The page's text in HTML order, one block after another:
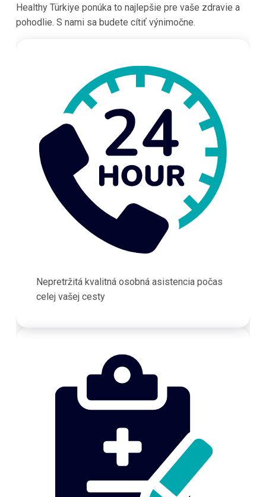
Healthy Türkiye ponúka to najlepšie pre vaše zdravie a
pohodlie. S nami sa budete cítiť výnimočne.
Nepretržitá kvalitná osobná asistencia počas
celej vašej cesty